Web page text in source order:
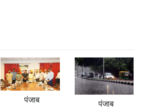
पंजाब पंजाब